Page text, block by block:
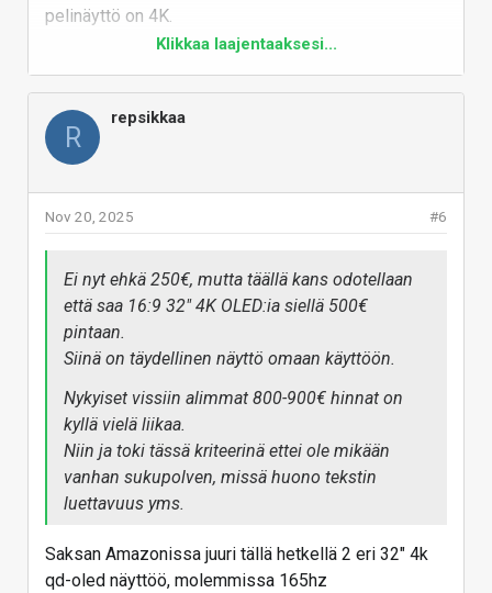
pelinäyttö on 4K.
Sitten jos pelaamista mietitään, eli että olisi
huolissaan fps:stä kun reso nousee niin paljon
versus 2K/1440p.
Siihen liittyen yks asia mitä ei ehkä kaikki ajattele on
se että FSR / DLSS on 4K näytöllä ihan erilainen
juttu.
Voit käytännössä käyttää niiden performance
moodeja, tai vähintään balancedia, koska näytön
yhdistettynä korkeaan pikselitiheyteen meinaa että
1440p kun käyttänyt DLSS, kohta FSR kunhan saan
pian oman Radeonin käteen, niin ei mun silmä kestä
usein edes balanced moodia. Kuva kärsii liikaa ja
joissan peleissä jopa parhaan kuvanlaadun upscaling
on liian rumaa.
Mutta mutta, järkeviä OLED hintoja odotellessa.
Vastaa
Klikkaa laajentaaksesi...
R
repsikkaa
#6
Nov 20, 2025
Ei nyt ehkä 250€, mutta täällä kans odotellaan
että saa 16:9 32" 4K OLED:ia siellä 500€
pintaan.
Siinä on täydellinen näyttö omaan käyttöön.
Nykyiset vissiin alimmat 800-900€ hinnat on
kyllä vielä liikaa.
Niin ja toki tässä kriteerinä ettei ole mikään
vanhan sukupolven, missä huono tekstin
luettavuus yms.
Saksan Amazonissa juuri tällä hetkellä 2 eri 32" 4k
qd-oled näyttöö, molemmissa 165hz